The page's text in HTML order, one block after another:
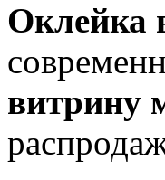
Оклейка
витрину